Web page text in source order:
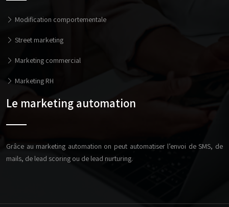
Modification comportementale
Street marketing
Marketing commercial
Marketing RH
Le marketing automation
Grâce au marketing automation on peut automatiser l’envoi de SMS, de
mails, de lead scoring ou de lead nurturing.